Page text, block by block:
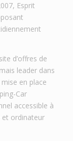
Esprit
d’offres de
leader dans
en place
Car
accessible à
ordinateur